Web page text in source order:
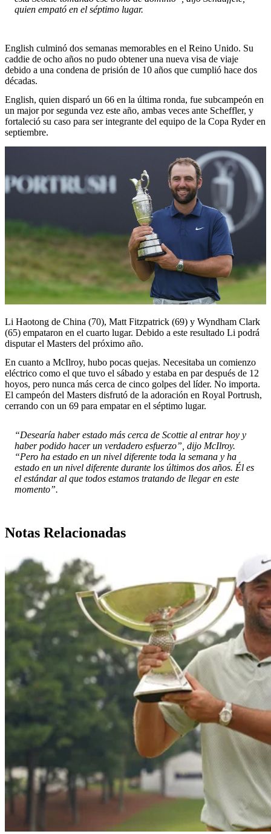
quien empató en el séptimo lugar.
English culminó dos semanas memorables en el Reino Unido. Su
caddie de ocho años no pudo obtener una nueva visa de viaje
debido a una condena de prisión de 10 años que cumplió hace dos
décadas.
English, quien disparó un 66 en la última ronda, fue subcampeón en
un major por segunda vez este año, ambas veces ante Scheffler, y
fortaleció su caso para ser integrante del equipo de la Copa Ryder en
septiembre.
Li Haotong de China (70), Matt Fitzpatrick (69) y Wyndham Clark
(65) empataron en el cuarto lugar. Debido a este resultado Li podrá
disputar el Masters del próximo año.
En cuanto a McIlroy, hubo pocas quejas. Necesitaba un comienzo
eléctrico como el que tuvo el sábado y estaba en par después de 12
hoyos, pero nunca más cerca de cinco golpes del líder. No importa.
El campeón del Masters disfrutó de la adoración en Royal Portrush,
cerrando con un 69 para empatar en el séptimo lugar.
“Desearía haber estado más cerca de Scottie al entrar hoy y
haber podido hacer un verdadero esfuerzo”, dijo McIlroy.
“Pero ha estado en un nivel diferente toda la semana y ha
estado en un nivel diferente durante los últimos dos años. Él es
el estándar al que todos estamos tratando de llegar en este
momento”.
Notas Relacionadas